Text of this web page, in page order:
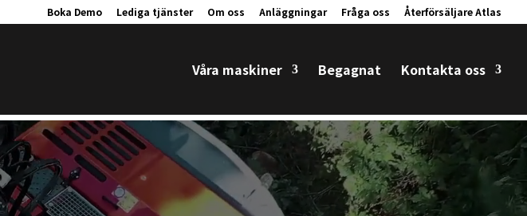
Boka Demo Lediga tjänster Om oss Anläggningar Fråga oss Återförsäljare Atlas
Våra maskiner Begagnat Kontakta oss